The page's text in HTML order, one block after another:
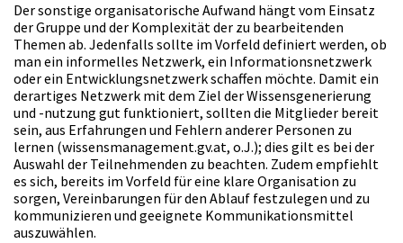
Der sonstige organisatorische Aufwand hängt vom Einsatz
der Gruppe und der Komplexität der zu bearbeitenden
Themen ab. Jedenfalls sollte im Vorfeld definiert werden, ob
man ein informelles Netzwerk, ein Informationsnetzwerk
oder ein Entwicklungsnetzwerk schaffen möchte. Damit ein
derartiges Netzwerk mit dem Ziel der Wissensgenerierung
und -nutzung gut funktioniert, sollten die Mitglieder bereit
sein, aus Erfahrungen und Fehlern anderer Personen zu
lernen (wissensmanagement.gv.at, o.J.); dies gilt es bei der
Auswahl der Teilnehmenden zu beachten. Zudem empfiehlt
es sich, bereits im Vorfeld für eine klare Organisation zu
sorgen, Vereinbarungen für den Ablauf festzulegen und zu
kommunizieren und geeignete Kommunikationsmittel
auszuwählen.